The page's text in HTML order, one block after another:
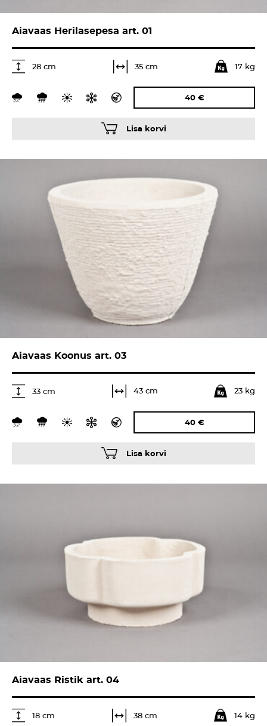
Aiavaas Herilasepesa art. 01
28 cm 35 cm 17 kg
40 €
Lisa korvi
Aiavaas Koonus art. 03
33 cm 43 cm 23 kg
40 €
Lisa korvi
Aiavaas Ristik art. 04
18 cm 38 cm 14 kg